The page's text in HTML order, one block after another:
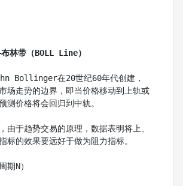
林带（BOLL Line）
Bollinger在20世纪60年代创建，
场走势的边界，即当价格移动到上轨或
测价格将会回归到中轨。
由于趋势交易的原理，数据表明将上、
标的效果要远好于做为阻力指标。
期N）